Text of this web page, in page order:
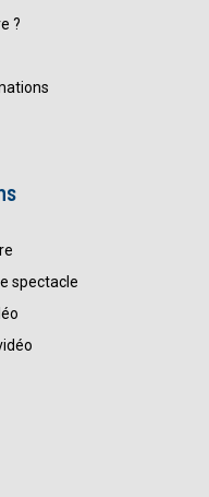
?
spectacle